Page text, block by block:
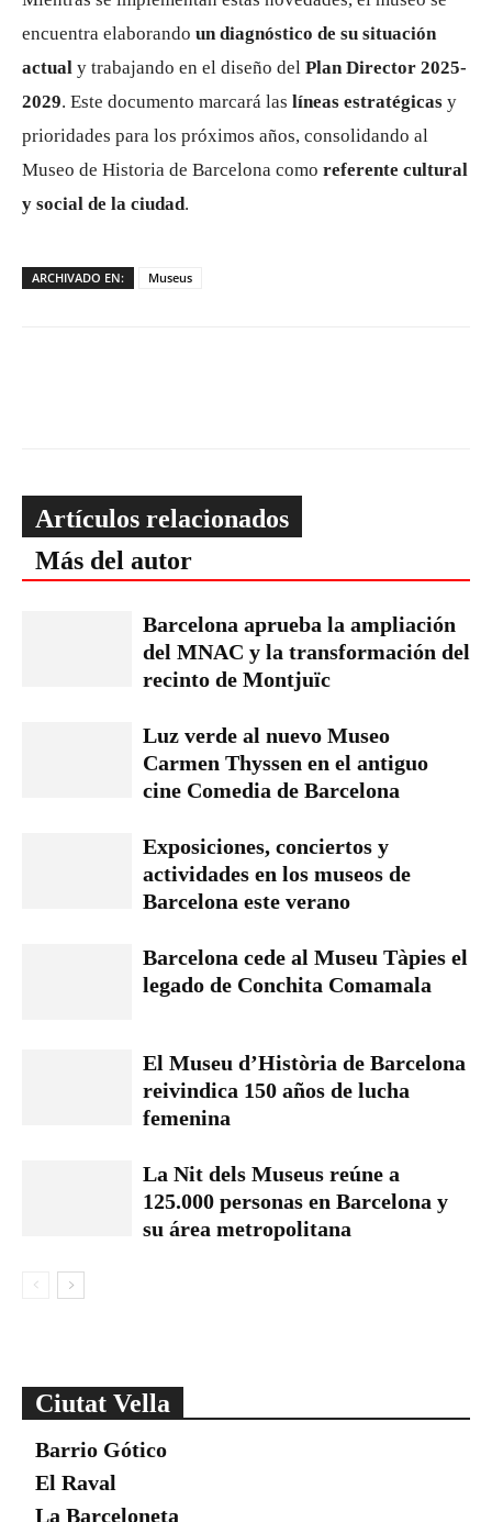
encuentra elaborando un diagnóstico de su situación
actual y trabajando en el diseño del Plan Director 2025-
2029. Este documento marcará las líneas estratégicas y
prioridades para los próximos años, consolidando al
Museo de Historia de Barcelona como referente cultural
y social de la ciudad.
ARCHIVADO EN: Museus
Artículos relacionados
Más del autor
Barcelona aprueba la ampliación
del MNAC y la transformación del
recinto de Montjuïc
Luz verde al nuevo Museo
Carmen Thyssen en el antiguo
cine Comedia de Barcelona
Exposiciones, conciertos y
actividades en los museos de
Barcelona este verano
Barcelona cede al Museu Tàpies el
legado de Conchita Comamala
El Museu d’Història de Barcelona
reivindica 150 años de lucha
femenina
La Nit dels Museus reúne a
125.000 personas en Barcelona y
su área metropolitana
Ciutat Vella
Barrio Gótico
El Raval
La Barceloneta